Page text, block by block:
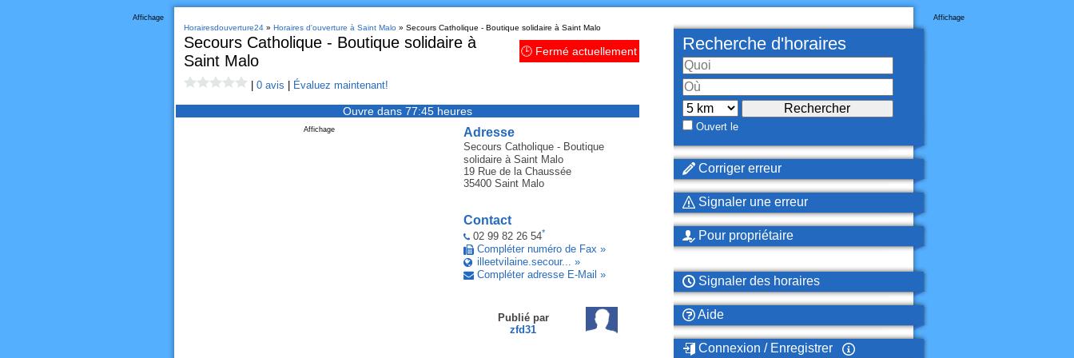
Affichage
Horairesdouverture24» Horaires d'ouverture à Saint Malo» Secours Catholique - Boutique solidaire à Saint Malo
Secours Catholique - Boutique solidaire à
Saint Malo
🕒 Fermé actuellement
0 avis Évaluez maintenant!
Ouvre dans 77:45 heures
Adresse
Secours Catholique - Boutique
solidaireà Saint Malo
19 Rue de la Chaussée
35400 Saint Malo
Contact
02 99 82 26 54*
Compléter numéro de Fax »
illeetvilaine.secour... »
Compléter adresse E-Mail »
Publié par
zfd31
Affichage
Affichage
Recherche d'horaires
Ouvert le
Corriger erreur
Signaler une erreur
Pour propriétaire
Signaler des horaires
Aide
Connexion / Enregistrer